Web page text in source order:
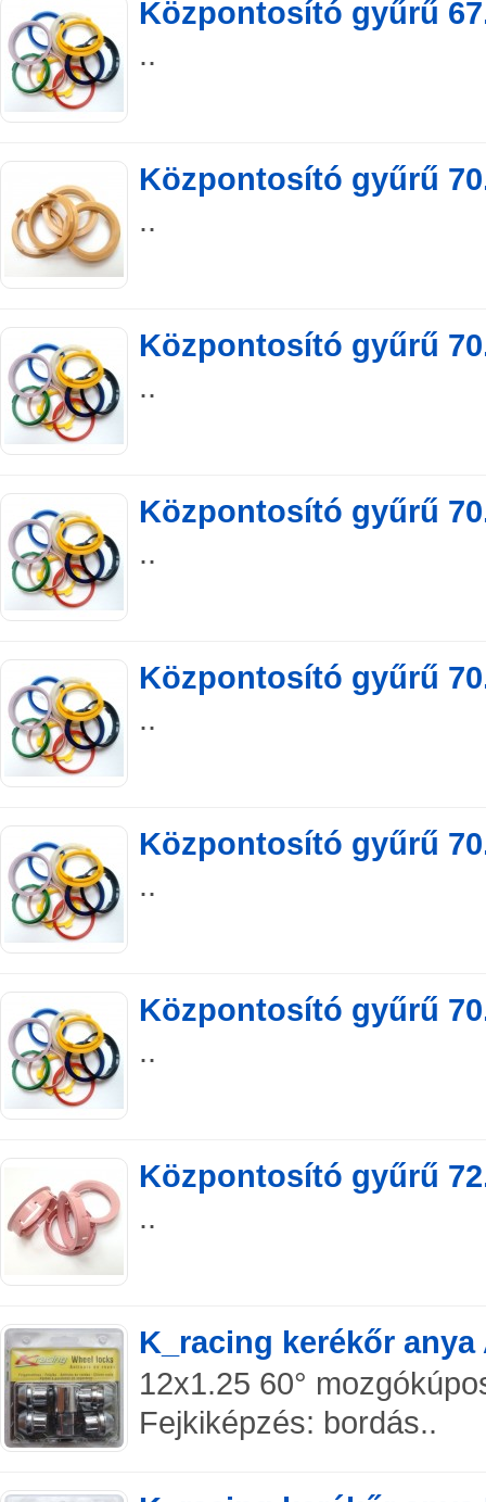
Központosító gyűrű
..
Központosító gyűrű
..
Központosító gyűrű
..
Központosító gyűrű
..
Központosító gyűrű
..
Központosító gyűrű
..
Központosító gyűrű
..
Központosító gyűrű
..
K_racing kerékőr anya
12x1.25 60°
Fejkiképzés: bordás..